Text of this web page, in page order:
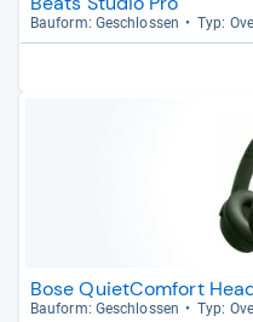
Bau­form: Geschlos­sen Typ:
Bose QuietComfort
Bau­form: Geschlos­sen Typ: